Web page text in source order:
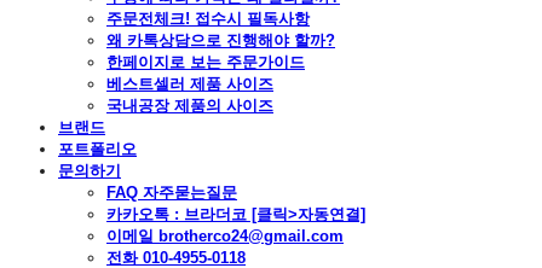
주문전체크! 접수시 필독사항
왜 카톡상담으로 진행해야 할까?
한페이지로 보는 주문가이드
베스트셀러 제품 사이즈
국내공장 제품의 사이즈
브랜드
포트폴리오
문의하기
FAQ 자주묻는질문
카카오톡 : 브라더코 [클릭>자동연결]
이메일 brotherco24@gmail.com
전화 010-4955-0118